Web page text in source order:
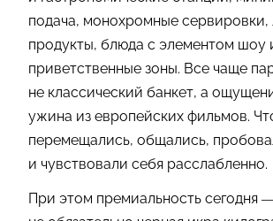
подача, монохромные сервировки,
продукты, блюда с элементом шоу
приветственные зоны. Все чаще
не классический банкет, а
ужина из европейских фильмов.
перемещались, общались,
и чувствовали себя расслабленно.
При этом премиальность сегодня